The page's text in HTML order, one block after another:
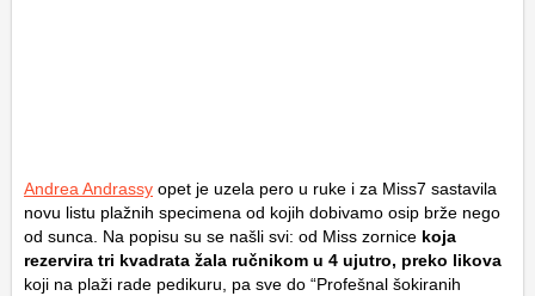
Andrea Andrassy opet je uzela pero u ruke i za Miss7 sastavila
novu listu plažnih specimena od kojih dobivamo osip brže nego
od sunca. Na popisu su se našli svi: od Miss zornice koja
rezervira tri kvadrata žala ručnikom u 4 ujutro, preko likova
koji na plaži rade pedikuru, pa sve do “Profešnal šokiranih